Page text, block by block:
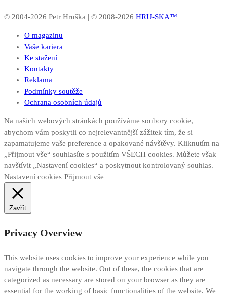
© 2004-2026 Petr Hruška | © 2008-2026 HRU-SKA™
O magazinu
Vaše kariera
Ke stažení
Kontakty
Reklama
Podmínky soutěže
Ochrana osobních údajů
Na našich webových stránkách používáme soubory cookie,
abychom vám poskytli co nejrelevantnější zážitek tím, že si
zapamatujeme vaše preference a opakované návštěvy. Kliknutím na
„Přijmout vše“ souhlasíte s použitím VŠECH cookies. Můžete však
navštívit „Nastavení cookies“ a poskytnout kontrolovaný souhlas.
Nastavení cookies Přijmout vše
Zavřít
Privacy Overview
This website uses cookies to improve your experience while you
navigate through the website. Out of these, the cookies that are
categorized as necessary are stored on your browser as they are
essential for the working of basic functionalities of the website. We